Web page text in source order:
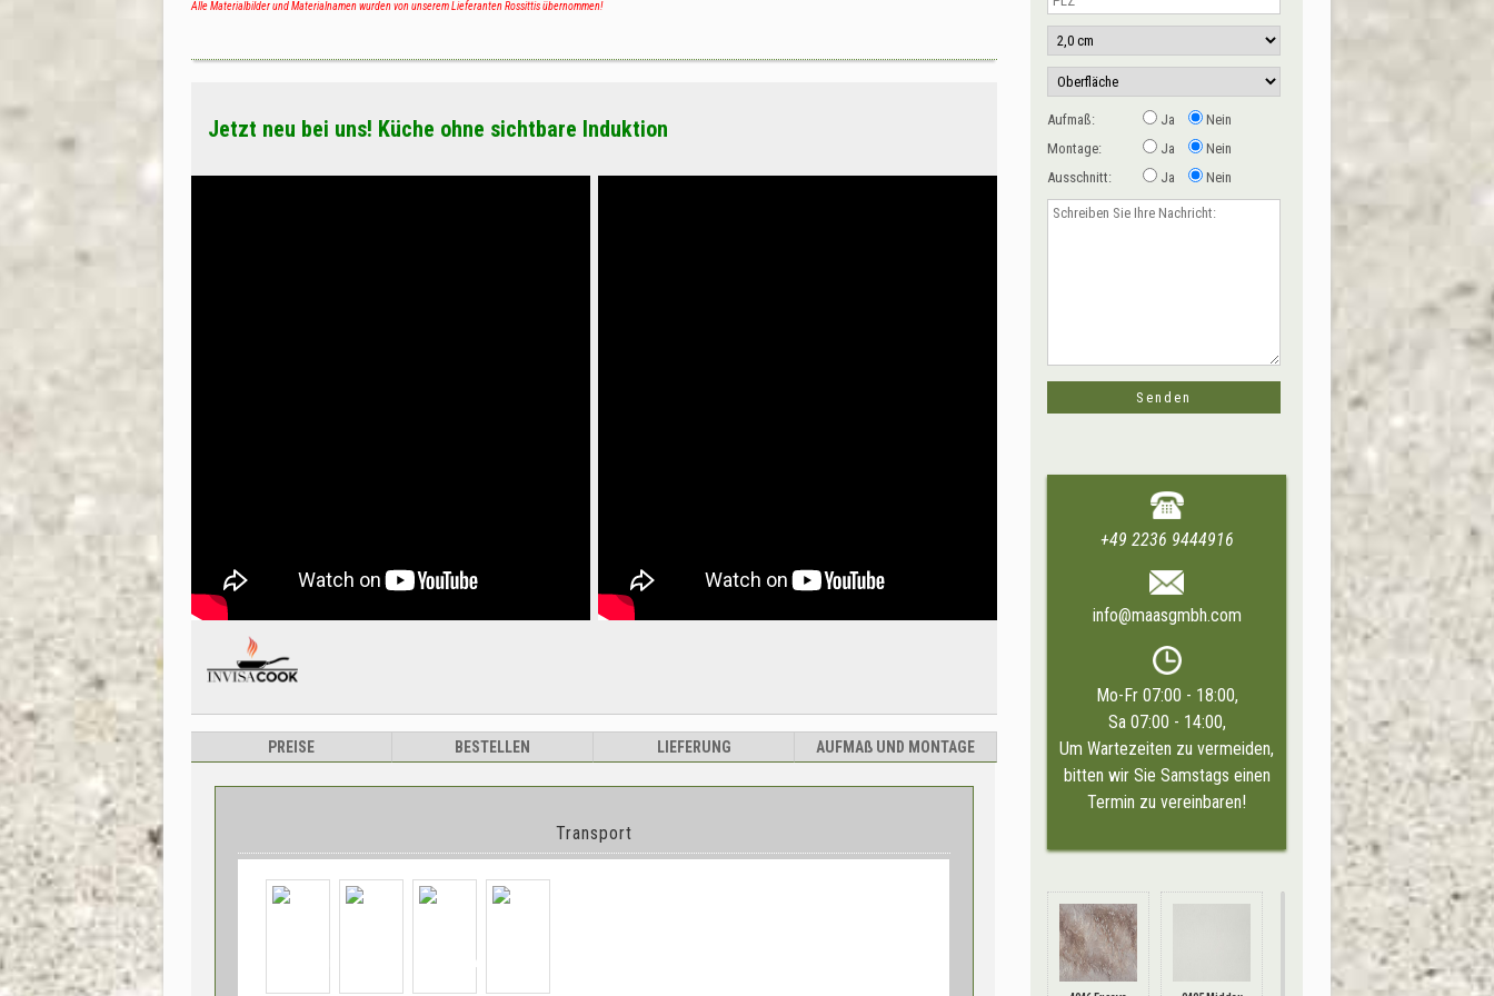
Alle Materialbilder und Materialnamen wurden von unserem Lieferanten Rossittis übernommen!
Jetzt neu bei uns! Küche ohne sichtbare Induktion
PREISE BESTELLEN LIEFERUNG AUFMAß UND MONTAGE
Transport
Aufmaß: Ja
Nein
Montage:
Ja
Nein
Ausschnitt:
Ja Nein
+49 2236 9444916
info@maasgmbh.com
Mo-Fr 07:00 - 18:00,
Sa 07:00 - 14:00,
Um Wartezeiten zu vermeiden,
bitten wir Sie Samstags einen
Termin zu vereinbaren!